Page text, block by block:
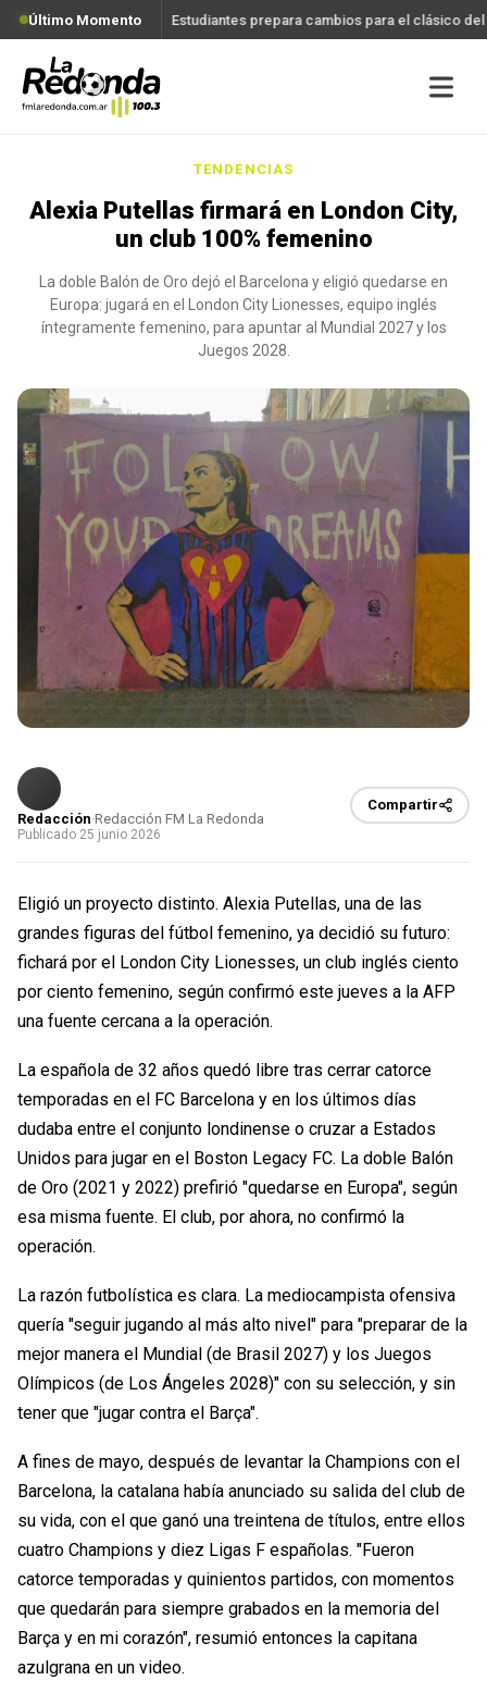
Último Momento Estudiantes prepara cambios para el clásico del
TENDENCIAS
Alexia Putellas firmará en London City,
un club 100% femenino
La doble Balón de Oro dejó el Barcelona y eligió quedarse en
Europa: jugará en el London City Lionesses, equipo inglés
íntegramente femenino, para apuntar al Mundial 2027 y los
Juegos 2028.
Redacción·Redacción FM La Redonda
Publicado 25 junio 2026
Compartir
Eligió un proyecto distinto. Alexia Putellas, una de las
grandes figuras del fútbol femenino, ya decidió su futuro:
fichará por el London City Lionesses, un club inglés ciento
por ciento femenino, según confirmó este jueves a la AFP
una fuente cercana a la operación.
La española de 32 años quedó libre tras cerrar catorce
temporadas en el FC Barcelona y en los últimos días
dudaba entre el conjunto londinense o cruzar a Estados
Unidos para jugar en el Boston Legacy FC. La doble Balón
de Oro (2021 y 2022) prefirió "quedarse en Europa", según
esa misma fuente. El club, por ahora, no confirmó la
operación.
La razón futbolística es clara. La mediocampista ofensiva
quería "seguir jugando al más alto nivel" para "preparar de la
mejor manera el Mundial (de Brasil 2027) y los Juegos
Olímpicos (de Los Ángeles 2028)" con su selección, y sin
tener que "jugar contra el Barça".
A fines de mayo, después de levantar la Champions con el
Barcelona, la catalana había anunciado su salida del club de
su vida, con el que ganó una treintena de títulos, entre ellos
cuatro Champions y diez Ligas F españolas. "Fueron
catorce temporadas y quinientos partidos, con momentos
que quedarán para siempre grabados en la memoria del
Barça y en mi corazón", resumió entonces la capitana
azulgrana en un video.